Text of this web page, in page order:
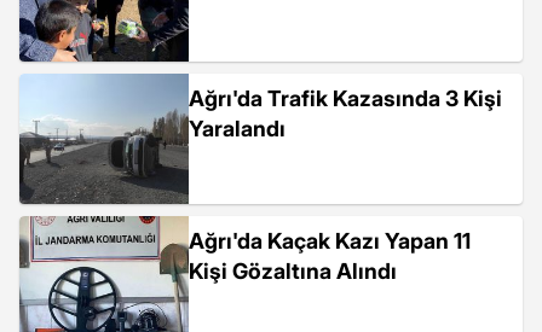
Ağrı'da Trafik Kazasında 3 Kişi
Yaralandı
Ağrı'da Kaçak Kazı Yapan 11
Kişi Gözaltına Alındı